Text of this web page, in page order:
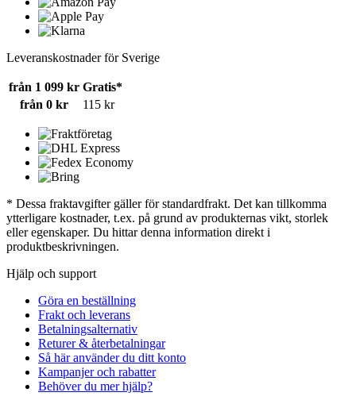
Leveranskostnader för Sverige
från 1 099 kr Gratis*
från 0 kr
115 kr
* Dessa fraktavgifter gäller för standardfrakt. Det kan tillkomma
ytterligare kostnader, t.ex. på grund av produkternas vikt, storlek
eller egenskaper. Du hittar denna information direkt i
produktbeskrivningen.
Hjälp och support
Göra en beställning
Frakt och leverans
Betalningsalternativ
Returer & återbetalningar
Så här använder du ditt konto
Kampanjer och rabatter
Behöver du mer hjälp?